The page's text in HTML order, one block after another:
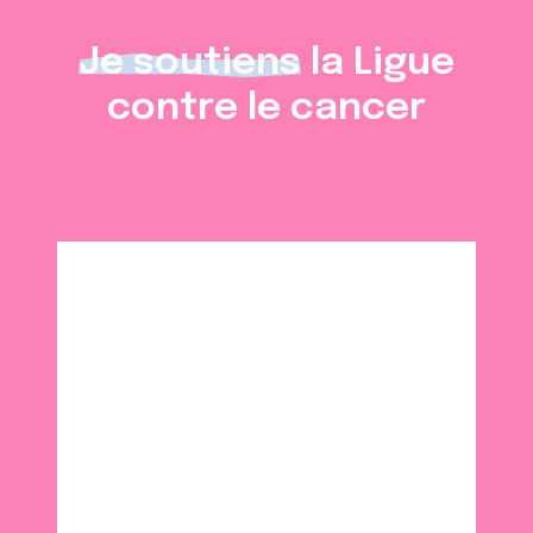
Je soutiens la Ligue
contre le cancer